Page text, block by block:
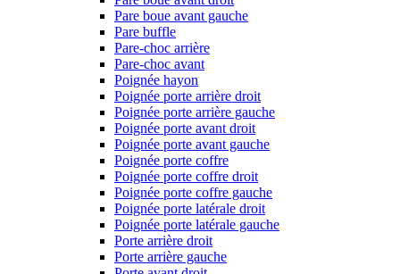
Pare boue avant gauche
Pare buffle
Pare-choc arrière
Pare-choc avant
Poignée hayon
Poignée porte arrière droit
Poignée porte arrière gauche
Poignée porte avant droit
Poignée porte avant gauche
Poignée porte coffre
Poignée porte coffre droit
Poignée porte coffre gauche
Poignée porte latérale droit
Poignée porte latérale gauche
Porte arrière droit
Porte arrière gauche